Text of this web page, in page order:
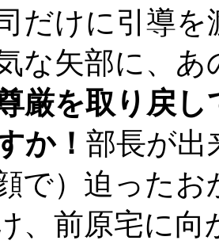
だけに引導
な矢部に、
厳を取り戻
か！ 部長が出
で）迫った
、前原宅に向